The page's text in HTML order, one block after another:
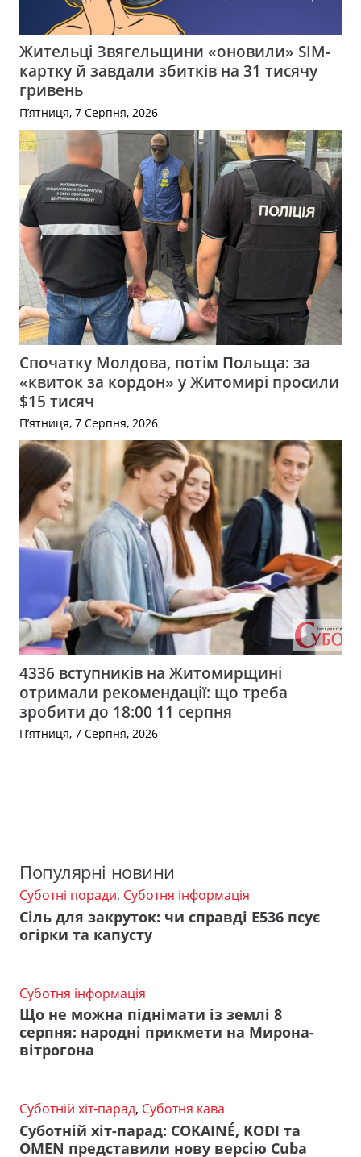
Жительці Звягельщини «оновили» SIM-
картку й завдали збитків на 31 тисячу
гривень
П’ятниця, 7 Серпня, 2026
Спочатку Молдова, потім Польща: за
«квиток за кордон» у Житомирі просили
$15 тисяч
П’ятниця, 7 Серпня, 2026
4336 вступників на Житомирщині
отримали рекомендації: що треба
зробити до 18:00 11 серпня
П’ятниця, 7 Серпня, 2026
Популярні новини
Суботні поради, Суботня інформація
Сіль для закруток: чи справді Е536 псує
огірки та капусту
Суботня інформація
Що не можна піднімати із землі 8
серпня: народні прикмети на Мирона-
вітрогона
Суботній хіт-парад, Суботня кава
Суботній хіт-парад: COKAINÉ, KODI та
OMEN представили нову версію Cuba